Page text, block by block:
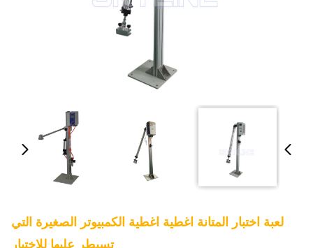
لعبة اختبار المتانة اغطية اغطية الكمبيوتر الصغيرة التي
تسيطر عليها للاختبار